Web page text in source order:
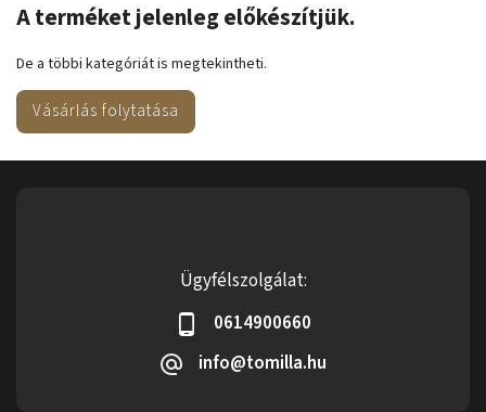
A terméket jelenleg előkészítjük.
De a többi kategóriát is megtekintheti.
Vásárlás folytatása
Ügyfélszolgálat:
0614900660
info@tomilla.hu